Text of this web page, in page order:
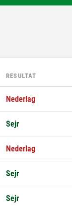
RESULTAT
Nederlag
Sejr
Nederlag
Sejr
Sejr